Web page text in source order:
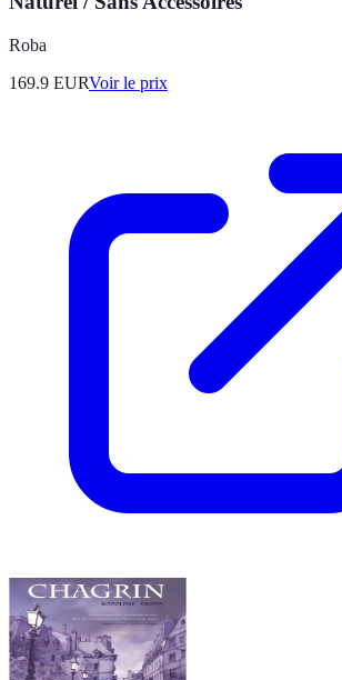
Roba
169.9 EURVoir le prix